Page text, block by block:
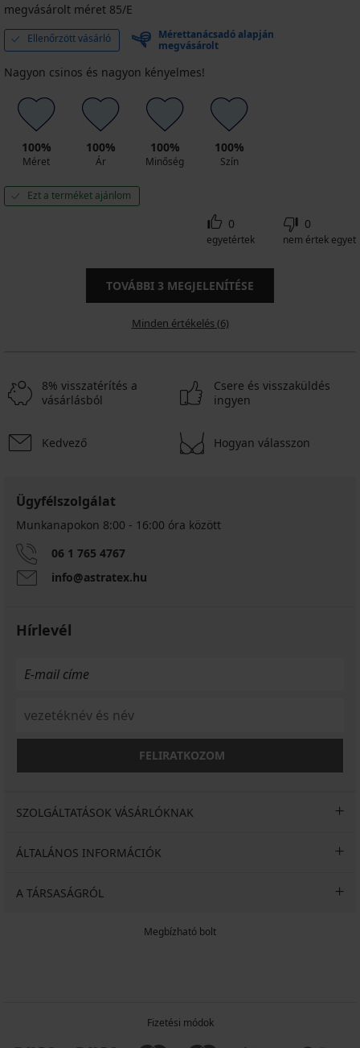
megvásárolt méret 85/E
Ellenőrzött vásárló
Mérettanácsadó alapján
megvásárolt
Nagyon csinos és nagyon kényelmes!
100%
Méret
100%
Ár
100%
Minőség
100%
Szín
Ezt a terméket ajánlom
0
egyetértek
0
nem értek egyet
TOVÁBBI 3 MEGJELENÍTÉSE
Minden értékelés (6)
8% visszatérítés a
vásárlásból
Csere és visszaküldés
ingyen
Kedvező Hogyan válasszon
Ügyfélszolgálat
Munkanapokon 8:00 - 16:00 óra között
06 1 765 4767
info@astratex.hu
Hírlevél
FELIRATKOZOM
SZOLGÁLTATÁSOK VÁSÁRLÓKNAK
ÁLTALÁNOS INFORMÁCIÓK
A TÁRSASÁGRÓL
Megbízható bolt
Fizetési módok